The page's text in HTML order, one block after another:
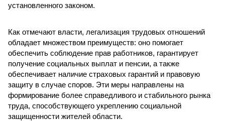
установленного законом.
Как отмечают власти, легализация трудовых отношений
обладает множеством преимуществ: оно помогает
обеспечить соблюдение прав работников, гарантирует
получение социальных выплат и пенсии, а также
обеспечивает наличие страховых гарантий и правовую
защиту в случае споров. Эти меры направлены на
формирование более справедливого и стабильного рынка
труда, способствующего укреплению социальной
защищенности жителей области.